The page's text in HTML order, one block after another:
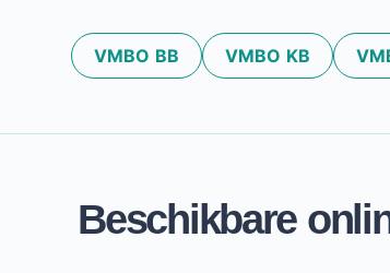
VMBO BB VMBO KB
Beschikbare